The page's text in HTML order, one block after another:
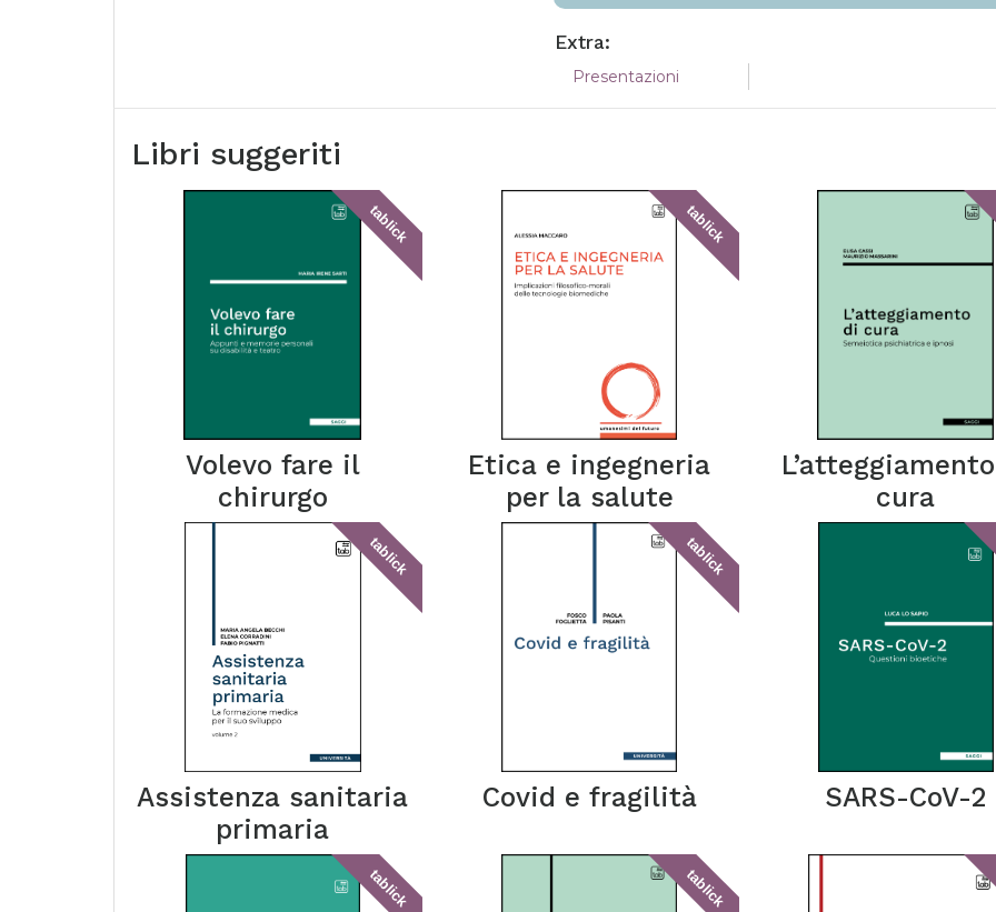
Extra:
Presentazioni
Libri suggeriti
tablick
Volevo fare il
chirurgo
tablick
Etica e ingegneria
per la salute
cura
tablick
Assistenza sanitaria
primaria
tablick
Covid e fragilità SARS-CoV-2
tablick tablick